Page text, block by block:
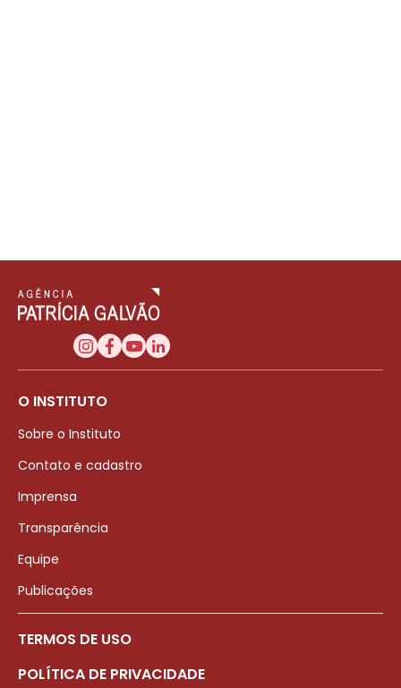
O INSTITUTO
Sobre o Instituto
Contato e cadastro
Imprensa
Transparência
Equipe
Publicações
TERMOS DE USO
POLÍTICA DE PRIVACIDADE